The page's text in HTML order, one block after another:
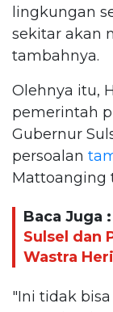
lingkungan
sekitar akan
tambahnya.
Olehnya itu,
pemerintah
Gubernur
persoalan
Mattoanging
Baca Juga :
Sulsel dan
Wastra
"Ini tidak